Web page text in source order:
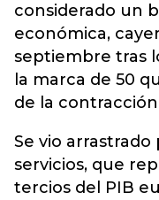
considerado un
económica,
septiembre tras
la marca de 50
de la
Se vio
servicios, que
tercios del PIB